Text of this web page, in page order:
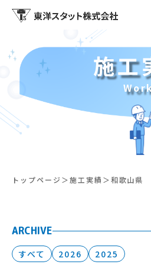
施工
トップページ 施工実績 和歌山県
ARCHIVE
すべて 2026 2025